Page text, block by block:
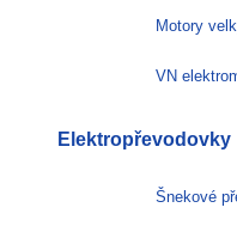
Motory
VN
Elektropřevodovky
Šnekové